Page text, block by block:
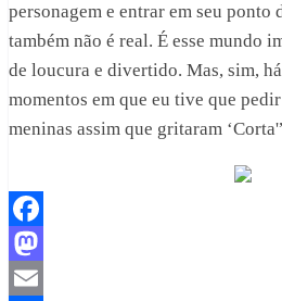
personagem e entrar em seu ponto
também não é real. É esse mundo
de loucura e divertido. Mas, sim,
momentos em que eu tive que
meninas assim que gritaram
Facebook
Mastodon